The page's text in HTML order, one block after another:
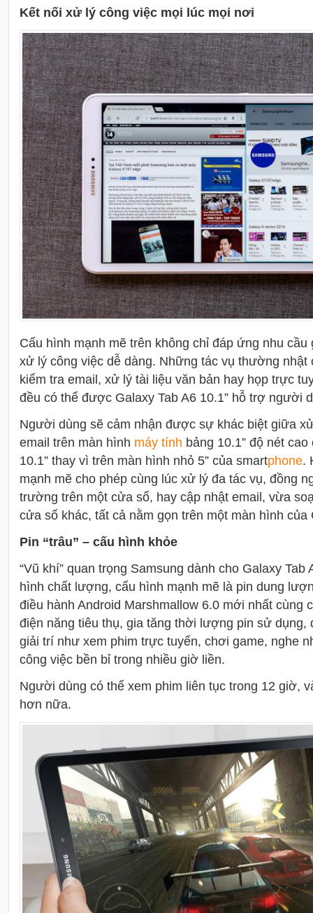
Kết nối xử lý công việc mọi lúc mọi nơi
Cấu hình mạnh mẽ trên không chỉ đáp ứng nhu cầu
xử lý công việc dễ dàng. Những tác vụ thường
kiểm tra email, xử lý tài liệu văn bản hay họp trực
đều có thể được Galaxy Tab A6 10.1” hỗ trợ người
Người dùng sẽ cảm nhận được sự khác biệt giữa
email trên màn hình máy tính bảng 10.1” độ nét
10.1” thay vì trên màn hình nhỏ 5” của smartphone.
mạnh mẽ cho phép cùng lúc xử lý đa tác vụ, đồng
trường trên một cửa sổ, hay cập nhật email, vừa
cửa số khác, tất cả nằm gọn trên một màn hình của
Pin “trâu” – cấu hình khỏe
“Vũ khí” quan trọng Samsung dành cho Galaxy Tab
hình chất lượng, cấu hình mạnh mẽ là pin dung
điều hành Android Marshmallow 6.0 mới nhất cùng
điện năng tiêu thụ, gia tăng thời lượng pin sử dụng,
giải trí như xem phim trực tuyến, chơi game, nghe
công việc bền bỉ trong nhiều giờ liền.
Người dùng có thể xem phim liên tục trong 12 giờ,
hơn nữa.